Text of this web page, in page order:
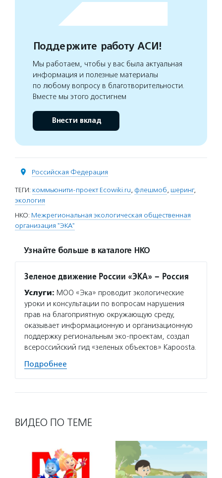
Поддержите работу АСИ!
Мы работаем, чтобы у вас была актуальная
информация и полезные материалы
по любому вопросу в благотворительности.
Вместе мы этого достигнем
Внести вклад
Российская Федерация
ТЕГИ: коммьюнити-проект Ecowiki.ru, флешмоб, шеринг,
экология
НКО: Межрегиональная экологическая общественная
организация "ЭКА"
Узнайте больше в каталоге НКО
Зеленое движение России «ЭКА» – Россия
Услуги: МОО «Эка» проводит экологические
уроки и консультации по вопросам нарушения
прав на благоприятную окружающую среду,
оказывает информационную и организационную
поддержку региональным эко-проектам, создал
всероссийский гид «зеленых объектов» Kapoosta.
Подробнее
ВИДЕО ПО ТЕМЕ